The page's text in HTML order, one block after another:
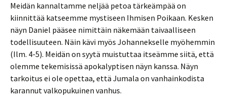
Meidän kannaltamme neljää petoa tärkeämpää on
kiinnittää katseemme mystiseen Ihmisen Poikaan. Kesken
näyn Daniel pääsee nimittäin näkemään taivaalliseen
todellisuuteen. Näin kävi myös Johannekselle myöhemmin
(Ilm. 4-5). Meidän on syytä muistuttaa itseämme siitä, että
olemme tekemisissä apokalyptisen näyn kanssa. Näyn
tarkoitus ei ole opettaa, että Jumala on vanhainkodista
karannut valkopukuinen vanhus.